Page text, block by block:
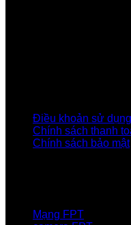
Điều khoản sử dụng
Chính sách thanh
Chính sách bảo mật
Mạng FPT